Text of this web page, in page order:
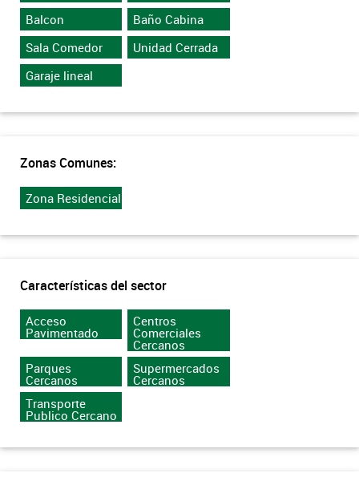
Balcon
Baño Cabina
Sala Comedor
Unidad Cerrada
Garaje lineal
Zonas Comunes:
Zona Residencial
Características del sector
Acceso
Pavimentado
Centros
Comerciales
Cercanos
Parques
Cercanos
Supermercados
Cercanos
Transporte
Publico Cercano